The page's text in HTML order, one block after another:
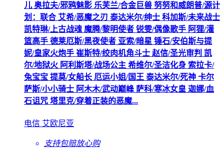
儿 奥拉夫/邪鸦魅影 乐芙兰/合金巨兽 努努和威朗普/源计
划：联合 艾希/恶魔之刃 泰达米尔/绅士 科加斯/未来战士
凯特琳/上古战魂 魔腾/黎明使者 锐雯/偶像歌手 阿狸/灌
篮高手 德莱厄斯/黑夜使者 亚索/暗星 锤石/安伯斯与提
妮/皇家火炮手 崔斯特/绞肉机角斗士 赵信/圣光审判 凯
尔/地狱火 阿利斯塔/战场公主 希维尔/圣洁化身 索拉卡/
兔宝宝 提莫/女船长 厄运小姐/国王 泰达米尔/死神 卡尔
萨斯/小小骑士 阿木木/武动巅峰 萨科/寒冰女皇 迦娜/血
石诅咒 塔里克/穿着正装的恶魔...
电信 艾欧尼亚
支持包赔放心购